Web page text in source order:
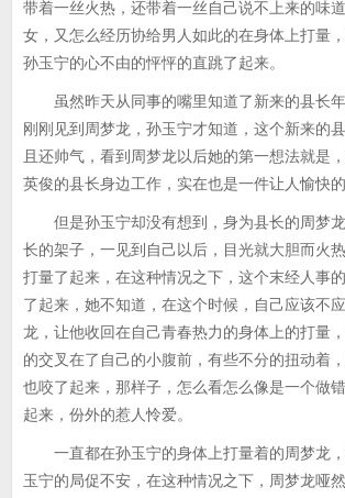
带着一丝火热，还带着一丝自己说不上来的味
女，又怎么经历协给男人如此的在身体上打量
孙玉宁的心不由的怦怦的直跳了起来。
虽然昨天从同事的嘴里知道了新来的县长年
刚刚见到周梦龙，孙玉宁才知道，这个新来的
且还帅气，看到周梦龙以后她的第一想法就是
英俊的县长身边工作，实在也是一件让人愉快的
但是孙玉宁却没有想到，身为县长的周梦
长的架子，一见到自己以后，目光就大胆而火
打量了起来，在这种情况之下，这个末经人事
了起来，她不知道，在这个时候，自己应该不
龙，让他收回在自己青春热力的身体上的打量
的交叉在了自己的小腹前，有些不分的扭动着
也咬了起来，那样子，怎么看怎么像是一个做
起来，份外的惹人怜爱。
一直都在孙玉宁的身体上打量着的周梦龙
玉宁的局促不安，在这种情况之下，周梦龙哑